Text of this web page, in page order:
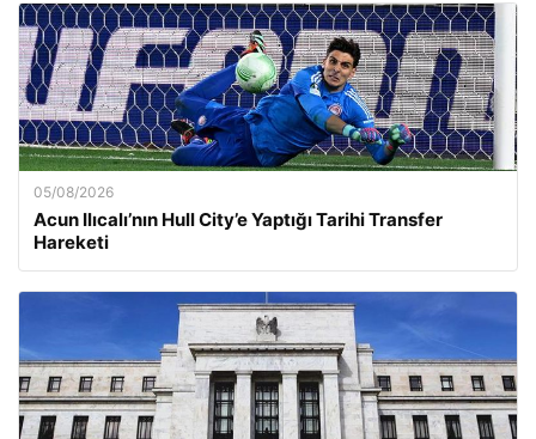
05/08/2026
Acun Ilıcalı’nın Hull City’e Yaptığı Tarihi Transfer
Hareketi